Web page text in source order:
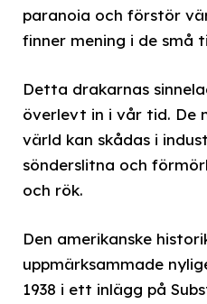
paranoia och förstör
finner mening i de små
Detta drakarnas
överlevt in i vår tid. De
värld kan skådas i
sönderslitna och
och rök.
Den amerikanske
uppmärksammade
1938 i ett inlägg på